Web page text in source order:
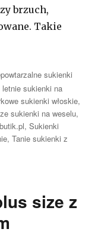
brzuch,
Takie
sukienki
letnie sukienki na
sukienki włoskie,
sukienki na weselu,
,Sukienki
,Tanie sukienki z
size z